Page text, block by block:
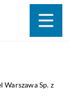
Warszawa Sp. z